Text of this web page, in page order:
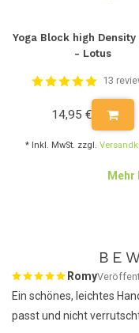
Yoga Block high Density
- Lotus
13
14,95 €
* Inkl. MwSt. zzgl.
Mehr
Romy
Ein schönes, leichtes
passt und nicht